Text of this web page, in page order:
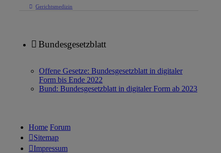
Gerichtsmedizin
Bundesgesetzblatt
Offene Gesetze: Bundesgesetzblatt in digitaler
Form bis Ende 2022
Bund: Bundesgesetzblatt in digitaler Form ab 2023
Home Forum
Sitemap
Impressum